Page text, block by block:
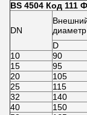
BS 4504 Код 111
DN
диаметр
D
10
90
15
95
20
105
25
115
32
140
40
150